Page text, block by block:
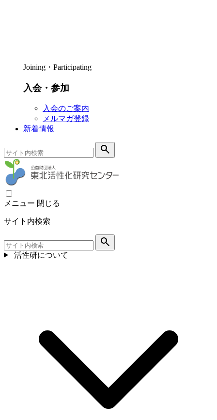
Joining・Participating
入会・参加
入会のご案内
メルマガ登録
新着情報
search
メニュー 閉じる
サイト内検索
search
活性研について